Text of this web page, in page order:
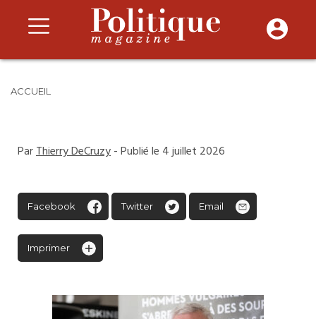
ACCUEIL
ParThierry DeCruzy- Publié le 4 juillet 2026
Facebook Twitter Email
Imprimer